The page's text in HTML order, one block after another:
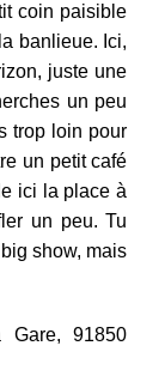
coin paisible
banlieue. Ici,
juste une
un peu
trop loin pour
un petit café
ici la place à
un peu. Tu
show, mais
91850